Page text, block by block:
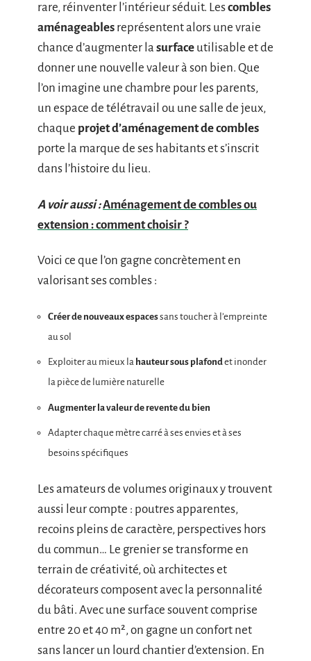
rare, réinventer l’intérieur séduit. Lescombles
aménageables représentent alors une vraie
chance d’augmenter la surface utilisable et de
donner une nouvelle valeur à son bien. Que
l’on imagine une chambre pour les parents,
un espace de télétravail ou une salle de jeux,
chaque projet d’aménagement de combles
porte la marque de ses habitants et s’inscrit
dans l’histoire du lieu.
A voir aussi :Aménagement de combles ou
extension : comment choisir ?
Voici ce que l’on gagne concrètement en
valorisant ses combles :
Créer de nouveaux espacessans toucher à l’empreinte
au sol
Exploiter au mieux la hauteur sous plafondet inonder
la pièce de lumière naturelle
Augmenter la valeur de revente du bien
Adapter chaque mètre carré à ses envies et à ses
besoins spécifiques
Les amateurs de volumes originaux y trouvent
aussi leur compte : poutres apparentes,
recoins pleins de caractère, perspectives hors
du commun… Le grenier se transforme en
terrain de créativité, où architectes et
décorateurs composent avec la personnalité
du bâti. Avec une surface souvent comprise
entre 20 et 40 m², on gagne un confort net
sans lancer un lourd chantier d’extension. En